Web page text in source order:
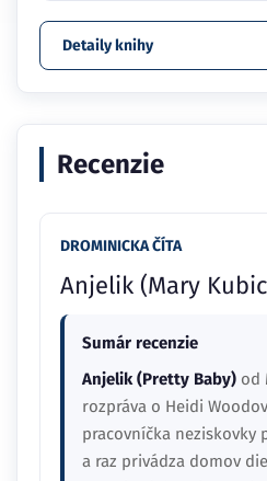
Detaily knihy
Recenzie
DROMINICKA ČÍTA
Anjelik (Mary
Sumár recenzie
Anjelik (Pretty Baby) od
rozpráva o Heidi
pracovníčka neziskovky
a raz privádza domov